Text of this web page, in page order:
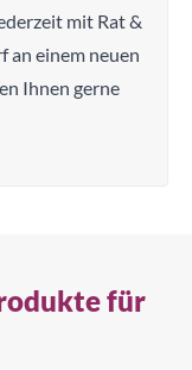
mit Rat &
an einem neuen
Ihnen gerne
für